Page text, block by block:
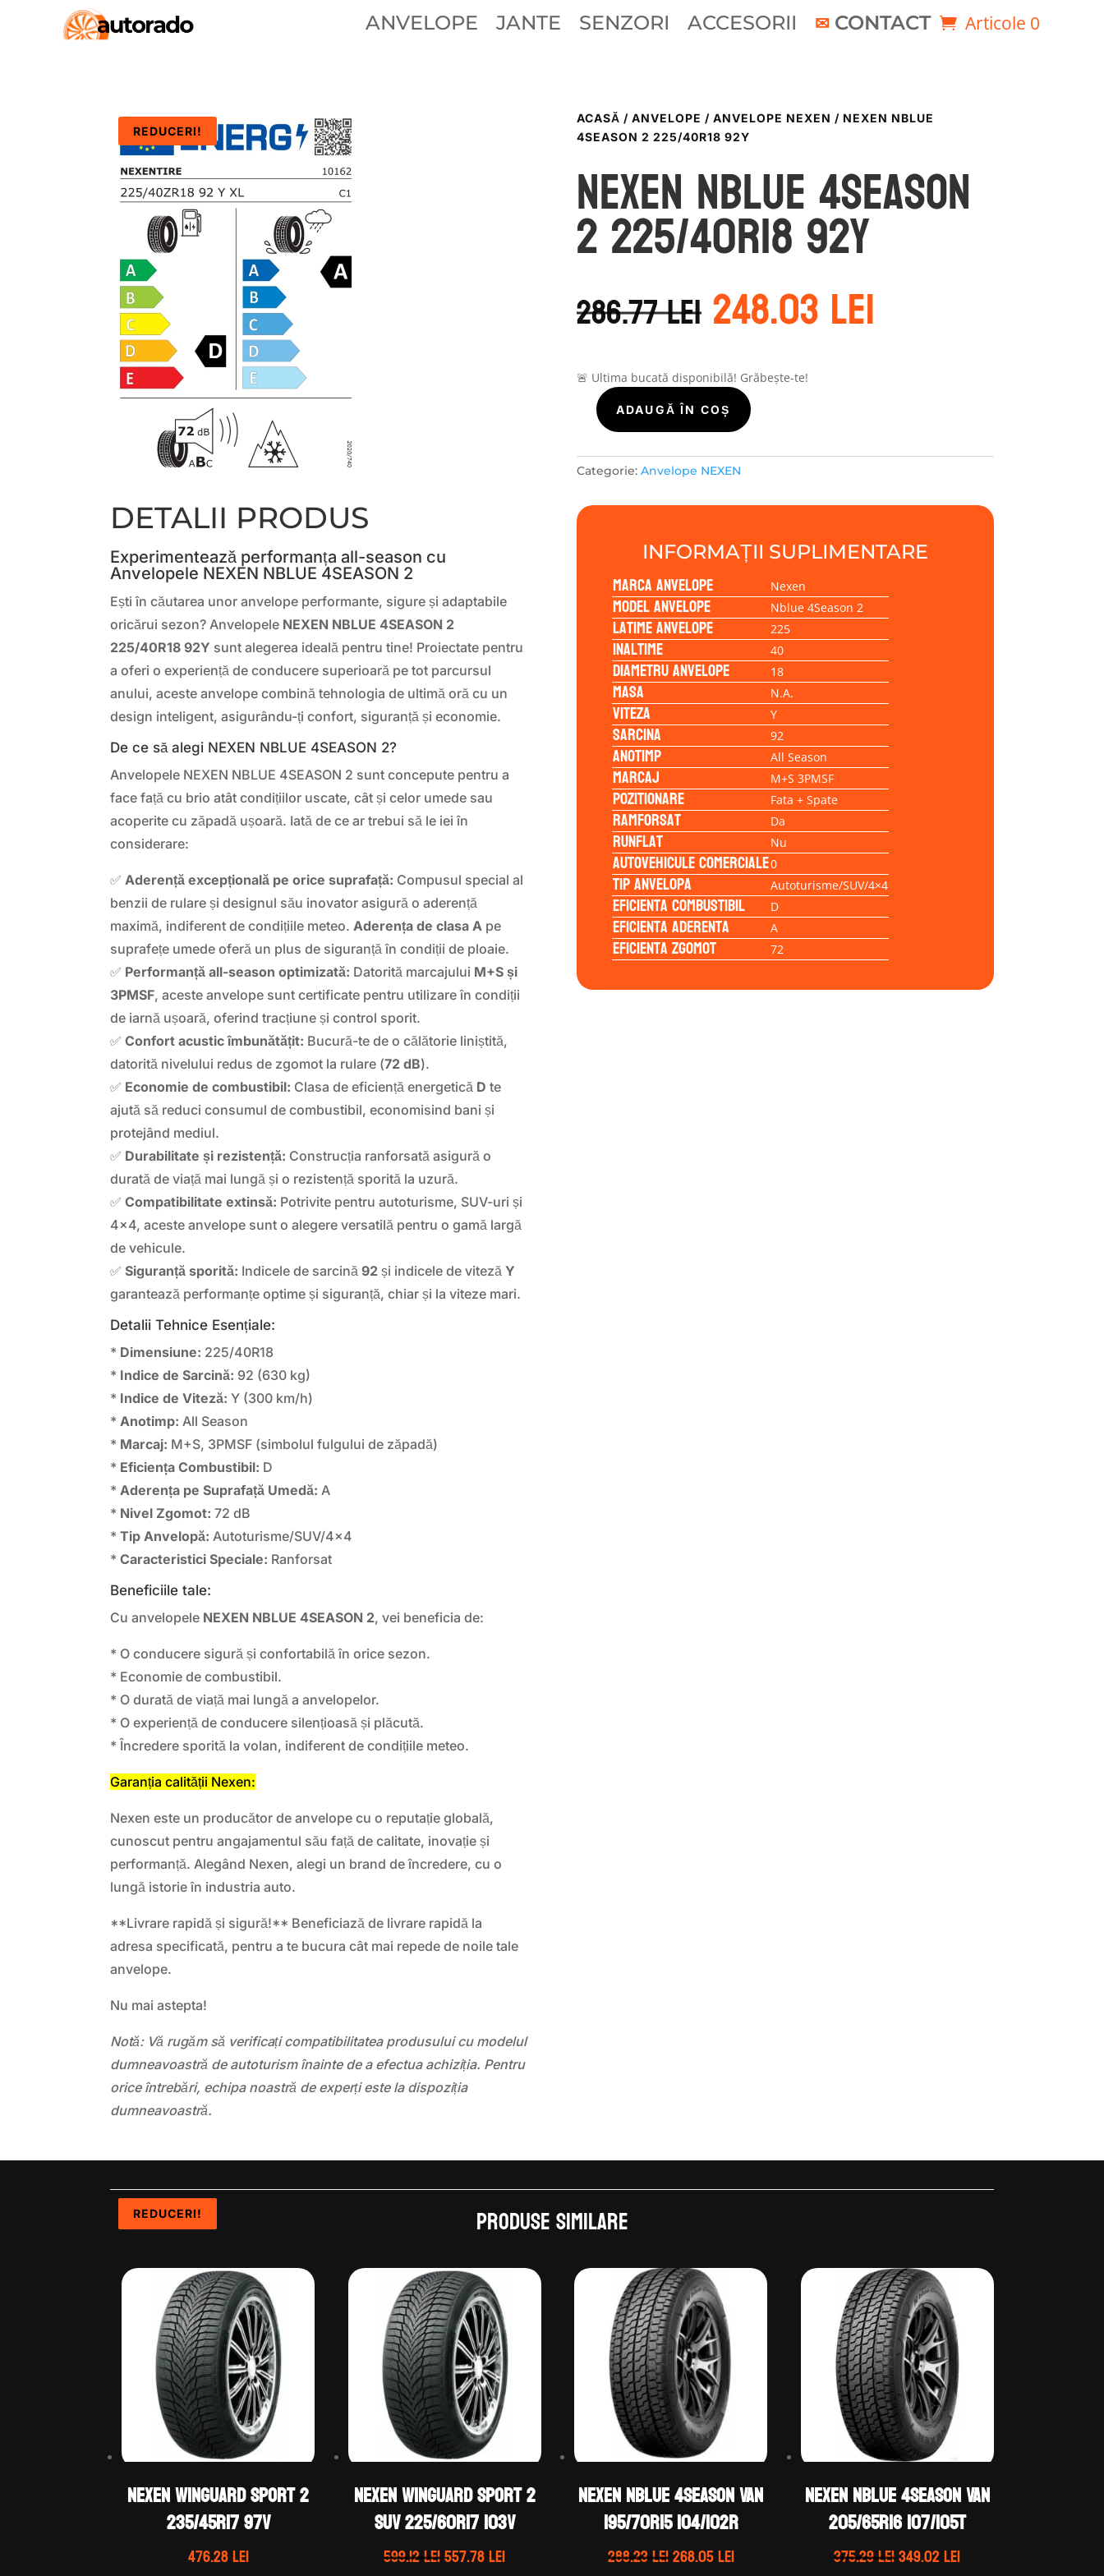
ANVELOPE JANTE SENZORI ACCESORII CONTACT Articole 0
REDUCERI!
DETALII PRODUS
Experimentează performanța all-season cu
Anvelopele NEXEN NBLUE 4SEASON 2
Ești în căutarea unor anvelope performante, sigure și adaptabile
oricărui sezon? Anvelopele NEXEN NBLUE 4SEASON 2
225/40R18 92Y sunt alegerea ideală pentru tine! Proiectate pentru
a oferi o experiență de conducere superioară pe tot parcursul
anului, aceste anvelope combină tehnologia de ultimă oră cu un
design inteligent, asigurându-ți confort, siguranță și economie.
De ce să alegi NEXEN NBLUE 4SEASON 2?
Anvelopele NEXEN NBLUE 4SEASON 2 sunt concepute pentru a
face față cu brio atât condițiilor uscate, cât și celor umede sau
acoperite cu zăpadă ușoară. Iată de ce ar trebui să le iei în
considerare:
✅ Aderență excepțională pe orice suprafață: Compusul special al
benzii de rulare și designul său inovator asigură o aderență
maximă, indiferent de condițiile meteo. Aderența de clasa A pe
suprafețe umede oferă un plus de siguranță în condiții de ploaie.
✅ Performanță all-season optimizată: Datorită marcajului M+S și
3PMSF, aceste anvelope sunt certificate pentru utilizare în condiții
de iarnă ușoară, oferind tracțiune și control sporit.
✅Confort acustic îmbunătățit: Bucură-te de o călătorie liniștită,
datorită nivelului redus de zgomot la rulare (72 dB).
✅ Economie de combustibil: Clasa de eficiență energetică D te
ajută să reduci consumul de combustibil, economisind bani și
protejând mediul.
✅ Durabilitate și rezistență: Construcția ranforsată asigură o
durată de viață mai lungă și o rezistență sporită la uzură.
✅Compatibilitate extinsă: Potrivite pentru autoturisme, SUV-uri și
4×4, aceste anvelope sunt o alegere versatilă pentru o gamă largă
de vehicule.
✅Siguranță sporită: Indicele de sarcină92 și indicele de vitezăY
garantează performanțe optime și siguranță, chiar și la viteze mari.
Detalii Tehnice Esențiale:
* Dimensiune: 225/40R18
* Indice de Sarcină: 92 (630 kg)
* Indice de Viteză: Y (300 km/h)
* Anotimp: All Season
* Marcaj: M+S, 3PMSF (simbolul fulgului de zăpadă)
* Eficiența Combustibil: D
* Aderența pe Suprafață Umedă: A
* Nivel Zgomot: 72 dB
*Tip Anvelopă: Autoturisme/SUV/4×4
*Caracteristici Speciale: Ranforsat
Beneficiile tale:
Cu anvelopele NEXEN NBLUE 4SEASON 2, vei beneficia de:
* O conducere sigură și confortabilă în orice sezon.
* Economie de combustibil.
* O durată de viață mai lungă a anvelopelor.
* O experiență de conducere silențioasă și plăcută.
* Încredere sporită la volan, indiferent de condițiile meteo.
Garanția calității Nexen:
Nexen este un producător de anvelope cu o reputație globală,
cunoscut pentru angajamentul său față de calitate, inovație și
performanță. Alegând Nexen, alegi un brand de încredere, cu o
lungă istorie în industria auto.
**Livrare rapidă și sigură!** Beneficiază de livrare rapidă la
adresa specificată, pentru a te bucura cât mai repede de noile tale
anvelope.
Nu mai astepta!
Notă: Vă rugăm să verificați compatibilitatea produsului cu modelul
dumneavoastră de autoturism înainte de a efectua achiziția. Pentru
orice întrebări, echipa noastră de experți este la dispoziția
dumneavoastră.
ACASĂ / ANVELOPE / ANVELOPE NEXEN / NEXEN NBLUE
4SEASON 2 225/40R18 92Y
Nexen NBLUE 4SEASON
2 225/40R18 92Y
286.77leiPrețul
inițial
a
fost:
286.77 lei.
248.03lei
🚨 Ultima bucată disponibilă! Grăbește-te!
Cantitate
Nexen
NBLUE
4SEASON
225/40R18
92Y
ADAUGĂ ÎN COȘ
Categorie: Anvelope NEXEN
INFORMAȚII SUPLIMENTARE
Marca anvelope Nexen
Model anvelope Nblue 4Season 2
Latime anvelope 225
Inaltime 40
Diametru anvelope 18
Masa N.A.
Viteza Y
Sarcina 92
Anotimp All Season
Marcaj M+S 3PMSF
Pozitionare Fata + Spate
Ramforsat Da
Runflat Nu
Autovehicule comerciale0
Tip anvelopa Autoturisme/SUV/4×4
Eficienta Combustibil D
Eficienta Aderenta A
Eficienta Zgomot 72
Produse similare
Nexen WINGUARD SPORT 2
235/45R17 97V
476.28lei
REDUCERI!
Nexen WINGUARD SPORT 2
SUV 225/60R17 103V
599.12leiPrețul
557.78leiPrețul
REDUCERI!
Nexen NBLUE 4SEASON VAN
195/70R15 104/102R
288.23leiPrețul
268.05leiPrețul
REDUCERI!
Nexen NBLUE 4SEASON VAN
205/65R16 107/105T
375.29leiPrețul
349.02leiPrețul